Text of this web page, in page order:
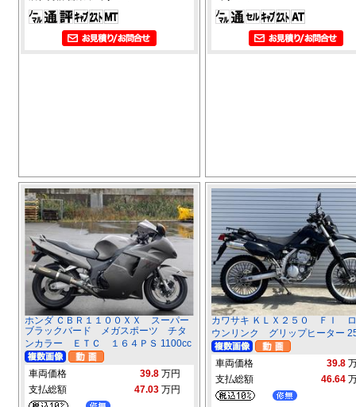
ホンダ ＣＢＲ１１００ＸＸ スーパー
ブラックバード メガスポーツ チタ
ンカラー ＥＴＣ １６４ＰＳ 1100cc
車両価格 39.8 万円
支払総額
47.03 万円
カワサキ ＫＬＸ２５０ ＦＩ
ウンリンク グリップヒーター
車両価格 39.8
支払総額
46.64